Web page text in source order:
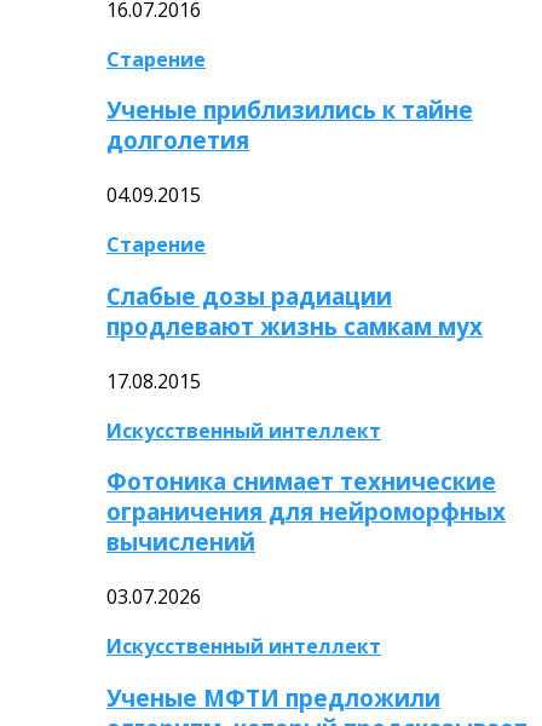
16.07.2016
Старение
Ученые приблизились к тайне
долголетия
04.09.2015
Старение
Слабые дозы радиации
продлевают жизнь самкам мух
17.08.2015
Искусственный интеллект
Фотоника снимает технические
ограничения для нейроморфных
вычислений
03.07.2026
Искусственный интеллект
Ученые МФТИ предложили